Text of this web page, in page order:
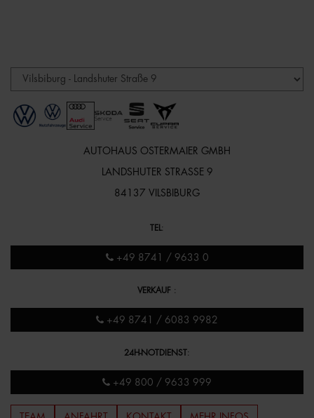
AUTOHAUS OSTERMAIER GMBH
LANDSHUTER STRASSE 9
84137 VILSBIBURG
TEL :
+49 8741 / 9633 0
VERKAUF :
+49 8741 / 6083 9982
24H-NOTDIENST:
+49 800 / 9633 999